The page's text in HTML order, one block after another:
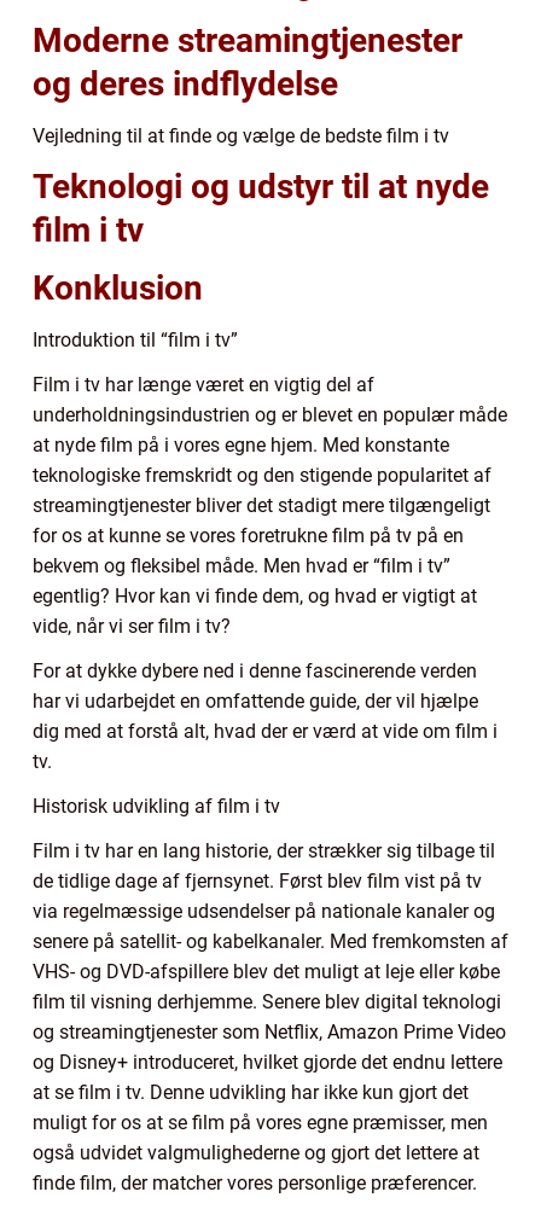
Moderne streamingtjenester
og deres indflydelse
Vejledning til at finde og vælge de bedste film i tv
Teknologi og udstyr til at nyde
film i tv
Konklusion
Introduktion til “film i tv”
Film i tv har længe været en vigtig del af
underholdningsindustrien og er blevet en populær måde
at nyde film på i vores egne hjem. Med konstante
teknologiske fremskridt og den stigende popularitet af
streamingtjenester bliver det stadigt mere tilgængeligt
for os at kunne se vores foretrukne film på tv på en
bekvem og fleksibel måde. Men hvad er “film i tv”
egentlig? Hvor kan vi finde dem, og hvad er vigtigt at
vide, når vi ser film i tv?
For at dykke dybere ned i denne fascinerende verden
har vi udarbejdet en omfattende guide, der vil hjælpe
dig med at forstå alt, hvad der er værd at vide om film i
tv.
Historisk udvikling af film i tv
Film i tv har en lang historie, der strækker sig tilbage til
de tidlige dage af fjernsynet. Først blev film vist på tv
via regelmæssige udsendelser på nationale kanaler og
senere på satellit- og kabelkanaler. Med fremkomsten af
VHS- og DVD-afspillere blev det muligt at leje eller købe
film til visning derhjemme. Senere blev digital teknologi
og streamingtjenester som Netflix, Amazon Prime Video
og Disney+ introduceret, hvilket gjorde det endnu lettere
at se film i tv. Denne udvikling har ikke kun gjort det
muligt for os at se film på vores egne præmisser, men
også udvidet valgmulighederne og gjort det lettere at
finde film, der matcher vores personlige præferencer.